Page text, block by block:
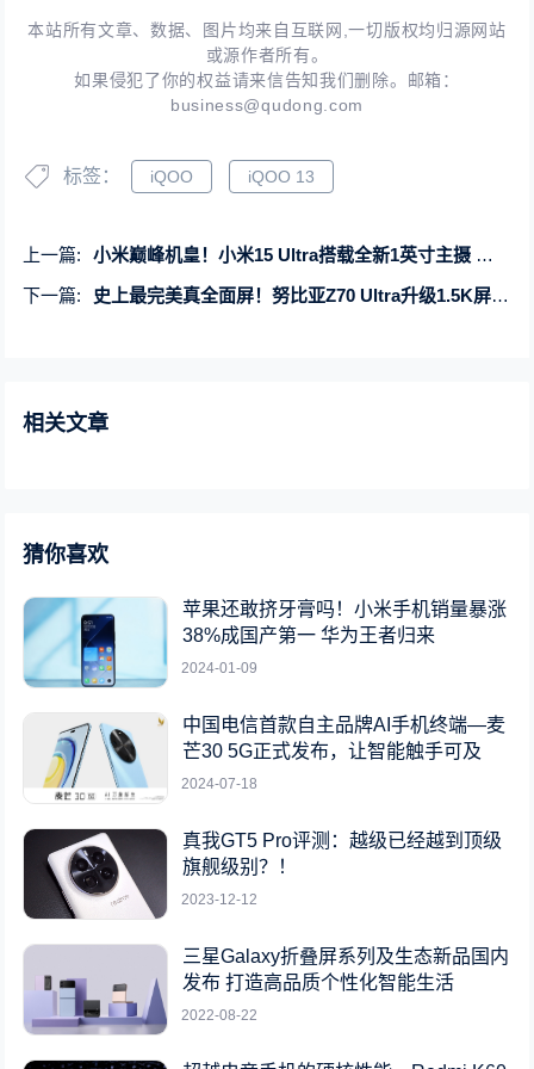
本站所有文章、数据、图片均来自互联网,一切版权均归源网站
或源作者所有。
如果侵犯了你的权益请来信告知我们删除。邮箱：
business@qudong.com
标签： iQOO iQOO 13
上一篇:
小米巅峰机皇！小米15 Ultra搭载全新1英寸主摄 配2亿像素长焦
下一篇:
史上最完美真全面屏！努比亚Z70 Ultra升级1.5K屏下方案+主摄可变光圈
相关文章
猜你喜欢
苹果还敢挤牙膏吗！小米手机销量暴涨
38%成国产第一 华为王者归来
2024-01-09
中国电信首款自主品牌AI手机终端—麦
芒30 5G正式发布，让智能触手可及
2024-07-18
真我GT5 Pro评测：越级已经越到顶级
旗舰级别？！
2023-12-12
三星Galaxy折叠屏系列及生态新品国内
发布 打造高品质个性化智能生活
2022-08-22